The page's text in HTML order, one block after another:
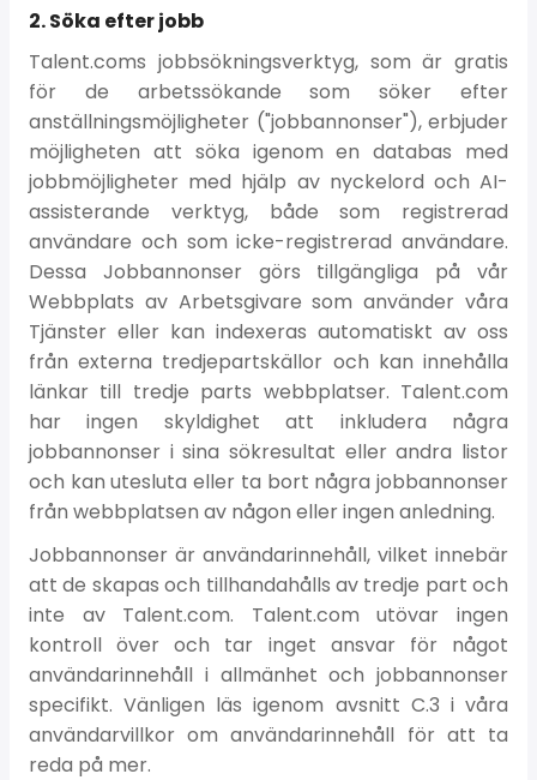
2. Söka efter jobb
Talent.coms jobbsökningsverktyg, som är gratis
för de arbetssökande som söker efter
anställningsmöjligheter ("jobbannonser"), erbjuder
möjligheten att söka igenom en databas med
jobbmöjligheter med hjälp av nyckelord och AI-
assisterande verktyg, både som registrerad
användare och som icke-registrerad användare.
Dessa Jobbannonser görs tillgängliga på vår
Webbplats av Arbetsgivare som använder våra
Tjänster eller kan indexeras automatiskt av oss
från externa tredjepartskällor och kan innehålla
länkar till tredje parts webbplatser. Talent.com
har ingen skyldighet att inkludera några
jobbannonser i sina sökresultat eller andra listor
och kan utesluta eller ta bort några jobbannonser
från webbplatsen av någon eller ingen anledning.
Jobbannonser är användarinnehåll, vilket innebär
att de skapas och tillhandahålls av tredje part och
inte av Talent.com. Talent.com utövar ingen
kontroll över och tar inget ansvar för något
användarinnehåll i allmänhet och jobbannonser
specifikt. Vänligen läs igenom avsnitt C.3 i våra
användarvillkor om användarinnehåll för att ta
reda på mer.